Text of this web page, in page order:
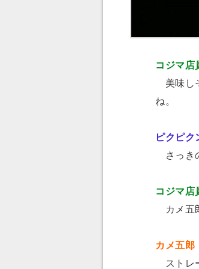
コジマ店
美味し
ね。
ピクピク
さっき
コジマ店
カメ五
カメ五郎
ストレ